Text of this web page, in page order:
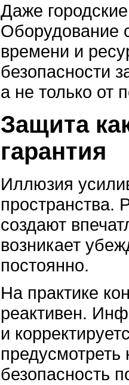
Даже
Оборудование
времени и
безопасности
а не только от
Защита
гарантия
Иллюзия
пространства.
создают
возникает
постоянно.
На практике
реактивен.
и
безопасность